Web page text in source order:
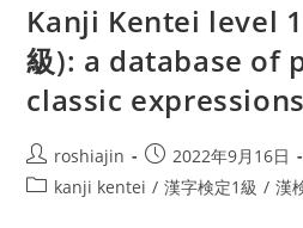
techniques.
漢
検
（漢
検）
Kanji Kentei level
級): a database of
classic expressions
Post
author:
roshiajin
Post
published:
2022年9月16日
Postkanji kentei / 漢字検定1級 / 漢